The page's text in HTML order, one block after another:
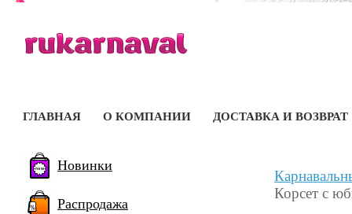
ГЛАВНАЯ О КОМПАНИИ ДОСТАВКА И ВОЗВРАТ
Новинки
Распродажа
Корсет с